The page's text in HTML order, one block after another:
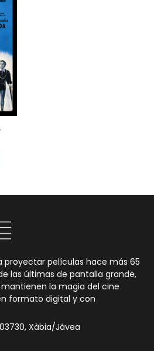
proyectar películas hace más 65
las últimas de pantalla grande,
la magia del cine
formato digital y con
Xàbia/Jávea